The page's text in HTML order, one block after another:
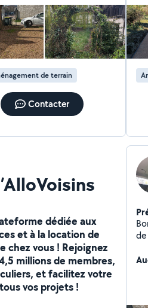
de terrain
Contacter
dédiée aux
et à la location de
chez vous ! Rejoignez
millions de membres,
et facilitez votre
vos projets !
de